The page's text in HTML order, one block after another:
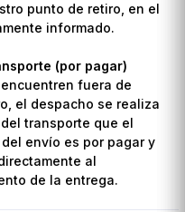
punto de retiro, en el
informado.
(por pagar)
fuera de
el despacho se realiza
transporte que el
envío es por pagar y
al
de la entrega.